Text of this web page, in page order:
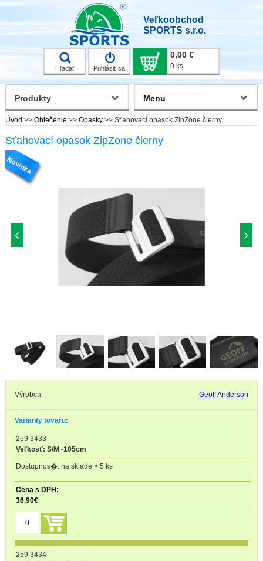
Veľkoobchod
SPORTS s.r.o.
Hľadať Prihlásiť sa
0,00 €
0 ks
Úvod >> Oblečenie >> Opasky >> Sťahovací opasok ZipZone čierny
Sťahovací opasok ZipZone čierny
Výrobca: Geoff Anderson
Varianty tovaru:
259 3433 -
Veľkosť: S/M -105cm
na sklade > 5 ks
36,90€
259 3434-
Produkty Menu